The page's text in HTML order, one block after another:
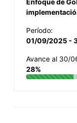
Período:
01/09/2025 -
Avance al 30/
28%